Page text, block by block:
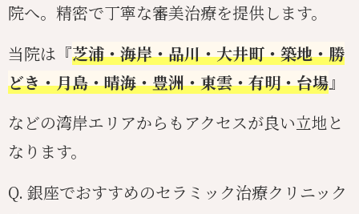
院へ。精密で丁寧な審美治療を提供します。
当院は『芝浦・海岸・品川・大井町・築地・勝
どき・月島・晴海・豊洲・東雲・有明・台場』
などの湾岸エリアからもアクセスが良い立地と
なります。
Q. 銀座でおすすめのセラミック治療クリニック